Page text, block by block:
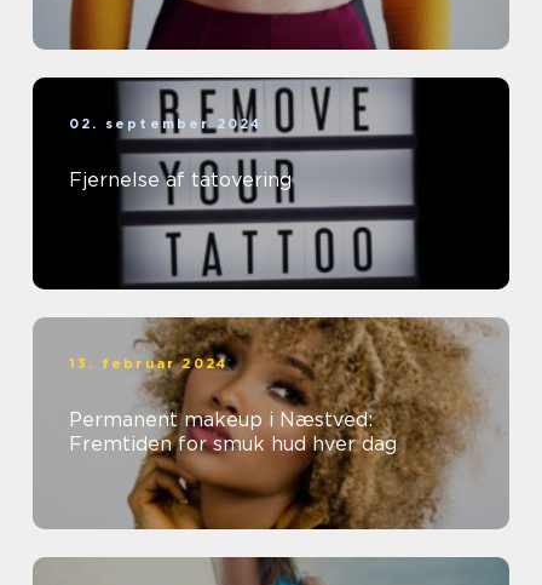
02. september 2024
Fjernelse af tatovering
13. februar 2024
Permanent makeup i Næstved:
Fremtiden for smuk hud hver dag